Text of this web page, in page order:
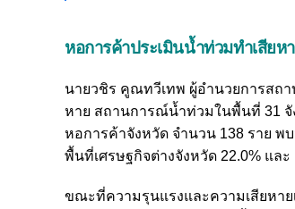
หอการค้าประเมินน้ำท่วมทำเสีย
นายวชิร คูณทวีเทพ ผู้อำนวยการสถา
หาย สถานการณ์น้ำท่วมในพื้นที่ 31 จั
หอการค้าจังหวัด จำนวน 138 ราย พ
พื้นที่เศรษฐกิจต่างจังหวัด 22.0% แล
ขณะที่ความรุนแรงและความเสียหาย